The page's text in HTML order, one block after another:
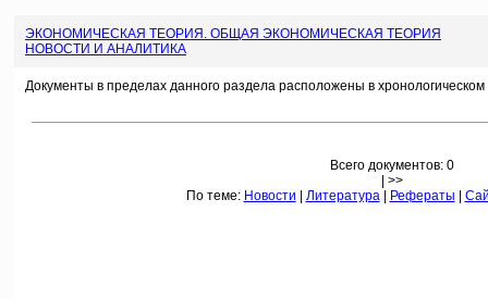
ЭКОНОМИЧЕСКАЯ ТЕОРИЯ. ОБЩАЯ ЭКОНОМИЧЕСКАЯ ТЕОРИЯ
НОВОСТИ И АНАЛИТИКА
Документы в пределах данного раздела расположены в хронологическом
Всего документов: 0
| >>
По теме: Новости Литература| Рефераты